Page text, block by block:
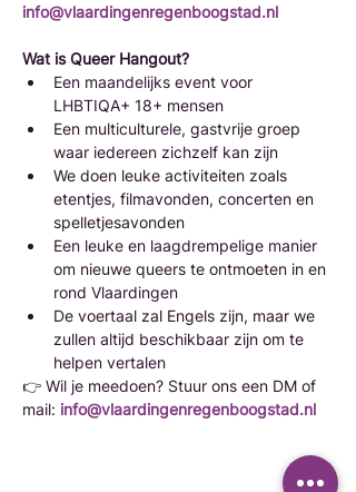
info@vlaardingenregenboogstad.nl
Wat is Queer Hangout?
Een maandelijks event voor
LHBTIQA+ 18+ mensen
Een multiculturele, gastvrije groep
waar iedereen zichzelf kan zijn
We doen leuke activiteiten zoals
etentjes, filmavonden, concerten en
spelletjesavonden
Een leuke en laagdrempelige manier
om nieuwe queers te ontmoeten in en
rond Vlaardingen
De voertaal zal Engels zijn, maar we
zullen altijd beschikbaar zijn om te
helpen vertalen
👉 Wil je meedoen? Stuur ons een DM of
mail: info@vlaardingenregenboogstad.nl